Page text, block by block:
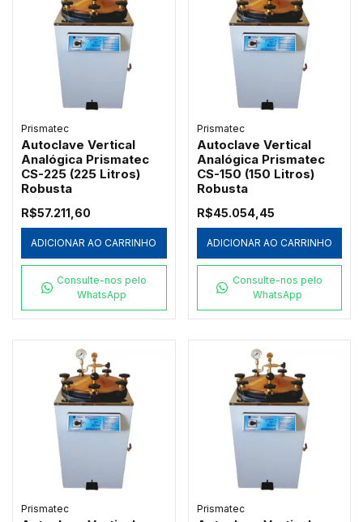
Prismatec
Autoclave Vertical
Analógica Prismatec
CS-225 (225 Litros)
Robusta
R$57.211,60
ADICIONAR AO CARRINHO
Consulte-nos pelo
WhatsApp
Prismatec
Autoclave Vertical
Analógica Prismatec
CS-150 (150 Litros)
Robusta
R$45.054,45
ADICIONAR AO CARRINHO
Consulte-nos pelo
WhatsApp
Prismatec Prismatec